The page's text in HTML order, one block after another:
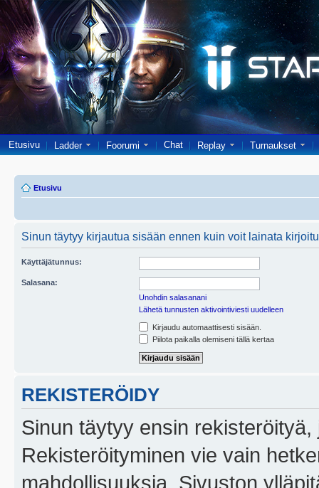
Etusivu Ladder Foorumi Chat Replay Turnaukset
Etusivu
Sinun täytyy kirjautua sisään ennen kuin voit lainata
Käyttäjätunnus:
Salasana:
Unohdin salasanani
Lähetä tunnusten aktivointiviesti uudelleen
Kirjaudu automaattisesti sisään.
Piilota paikalla olemiseni tällä kertaa
REKISTERÖIDY
Sinun täytyy ensin
Rekisteröityminen vie vain
mahdollisuuksia. Sivuston